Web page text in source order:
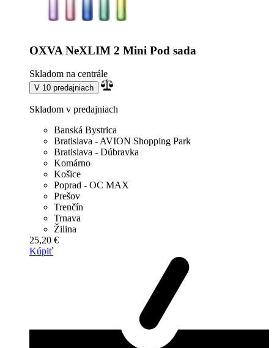
OXVA NeXLIM 2 Mini Pod sada
Skladom na centrále
V 10 predajniach
Skladom v predajniach
Banská Bystrica
Bratislava - AVION Shopping Park
Bratislava - Dúbravka
Komárno
Košice
Poprad - OC MAX
Prešov
Trenčín
Trnava
Žilina
25,20 €
Kúpiť